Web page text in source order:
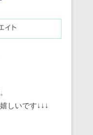
しいです↓↓↓